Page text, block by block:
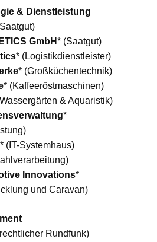
& Dienstleistung
GmbH* (Saatgut)
* (Logistikdienstleister)
* (Großküchentechnik)
* (Kaffeeröstmaschinen)
& Aquaristik)
*
* (IT-Systemhaus)
Innovations*
und Caravan)
Rundfunk)